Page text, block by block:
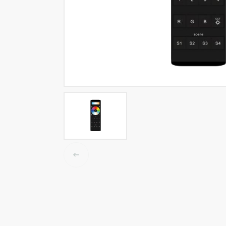
Half waterdichte armaturen
Plafond & wandarmaturen